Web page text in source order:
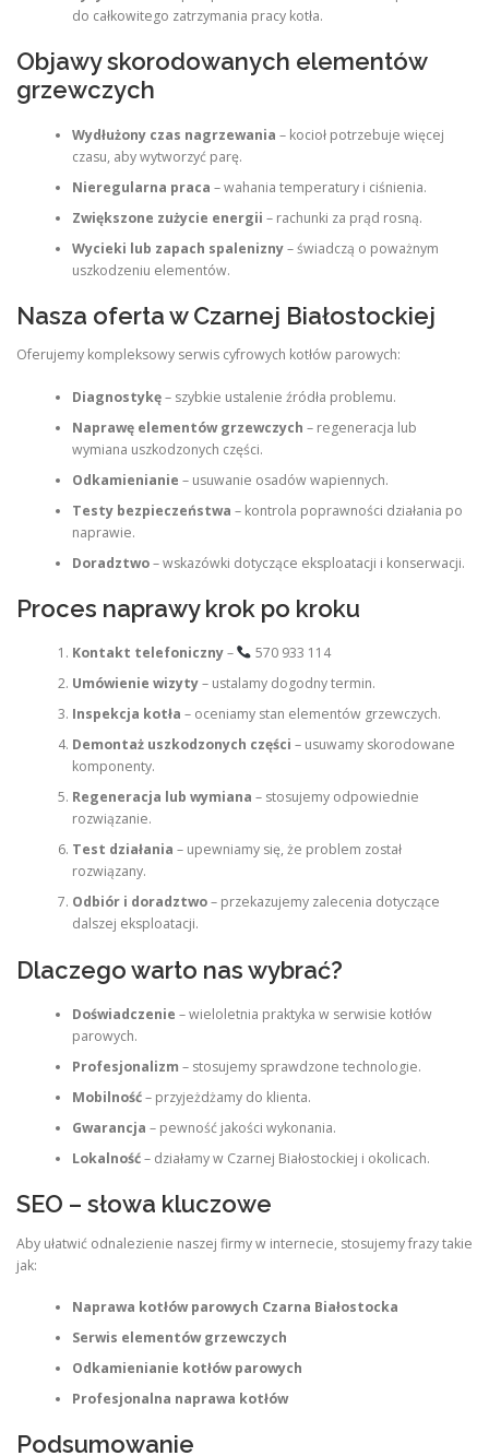
do całkowitego zatrzymania pracy kotła.
Objawy skorodowanych elementów
grzewczych
Wydłużony czas nagrzewania – kocioł potrzebuje więcej
czasu, aby wytworzyć parę.
Nieregularna praca – wahania temperatury i ciśnienia.
Zwiększone zużycie energii – rachunki za prąd rosną.
Wycieki lub zapach spalenizny– świadczą o poważnym
uszkodzeniu elementów.
Nasza oferta w Czarnej Białostockiej
Oferujemy kompleksowy serwis cyfrowych kotłów parowych:
Diagnostykę– szybkie ustalenie źródła problemu.
Naprawę elementów grzewczych – regeneracja lub
wymiana uszkodzonych części.
Odkamienianie – usuwanie osadów wapiennych.
Testy bezpieczeństwa – kontrola poprawności działania po
naprawie.
Doradztwo– wskazówki dotyczące eksploatacji i konserwacji.
Proces naprawy krok po kroku
Kontakt telefoniczny–
570 933 114
Umówienie wizyty– ustalamy dogodny termin.
Inspekcja kotła – oceniamy stan elementów grzewczych.
Demontaż uszkodzonych części – usuwamy skorodowane
komponenty.
Regeneracja lub wymiana – stosujemy odpowiednie
rozwiązanie.
Test działania – upewniamy się, że problem został
rozwiązany.
Odbiór i doradztwo– przekazujemy zalecenia dotyczące
dalszej eksploatacji.
Dlaczego warto nas wybrać?
Doświadczenie – wieloletnia praktyka w serwisie kotłów
parowych.
Profesjonalizm – stosujemy sprawdzone technologie.
Mobilność– przyjeżdżamy do klienta.
Gwarancja – pewność jakości wykonania.
Lokalność– działamy w Czarnej Białostockiej i okolicach.
SEO – słowa kluczowe
Aby ułatwić odnalezienie naszej firmy w internecie, stosujemy frazy takie
jak:
Naprawa kotłów parowych Czarna Białostocka
Serwis elementów grzewczych
Odkamienianie kotłów parowych
Profesjonalna naprawa kotłów
Podsumowanie